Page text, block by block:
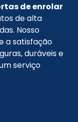
de enrolar
de alta
Nosso
a satisfação
duráveis e
serviço